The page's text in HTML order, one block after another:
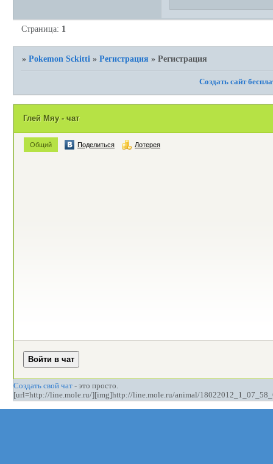
Страница: 1
»Pokemon Sckitti »Регистрация »Регистрация
Создать сайт
Создать свой чат - это просто.
[url=http://line.mole.ru/][img]http://line.mole.ru/animal/